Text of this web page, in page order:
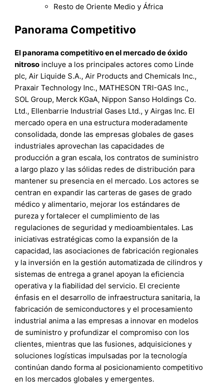
Resto de Oriente Medio y África
Panorama Competitivo
El panorama competitivo en el mercado de óxido
nitroso incluye a los principales actores como Linde
plc, Air Liquide S.A., Air Products and Chemicals Inc.,
Praxair Technology Inc., MATHESON TRI-GAS Inc.,
SOL Group, Merck KGaA, Nippon Sanso Holdings Co.
Ltd., Ellenbarrie Industrial Gases Ltd., y Airgas Inc. El
mercado opera en una estructura moderadamente
consolidada, donde las empresas globales de gases
industriales aprovechan las capacidades de
producción a gran escala, los contratos de suministro
a largo plazo y las sólidas redes de distribución para
mantener su presencia en el mercado. Los actores se
centran en expandir las carteras de gases de grado
médico y alimentario, mejorar los estándares de
pureza y fortalecer el cumplimiento de las
regulaciones de seguridad y medioambientales. Las
iniciativas estratégicas como la expansión de la
capacidad, las asociaciones de fabricación regionales
y la inversión en la gestión automatizada de cilindros y
sistemas de entrega a granel apoyan la eficiencia
operativa y la fiabilidad del servicio. El creciente
énfasis en el desarrollo de infraestructura sanitaria, la
fabricación de semiconductores y el procesamiento
industrial anima a las empresas a innovar en modelos
de suministro y profundizar el compromiso con los
clientes, mientras que las fusiones, adquisiciones y
soluciones logísticas impulsadas por la tecnología
continúan dando forma al posicionamiento competitivo
en los mercados globales y emergentes.